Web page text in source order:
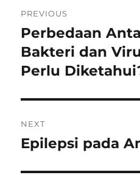
navigation
PREVIOUS
Previous
post:
Perbedaan
Bakteri dan
Perlu
NEXT
Next
Epilepsi pada